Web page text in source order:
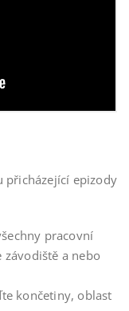
epizody
pracovní
závodiště a nebo
končetiny, oblast